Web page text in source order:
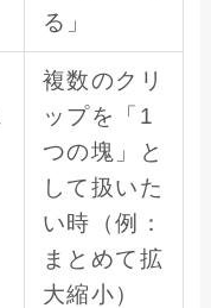
る」
複数のクリ
ップを「1
つの塊」と
して扱いた
い時（例：
まとめて拡
大縮小）